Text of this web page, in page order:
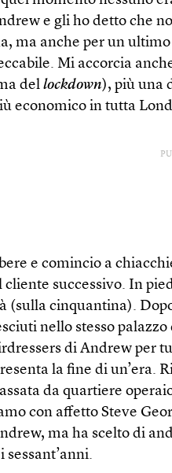
e gli ho detto che
ma anche per un
Mi accorcia
dellockdown), più una
economico in tutta
e comincio a
successivo. In
(sulla cinquantina).
nello stesso
di Andrew per
la fine di un’era.
da quartiere
con affetto Steve
ma ha scelto di
sessant’anni.